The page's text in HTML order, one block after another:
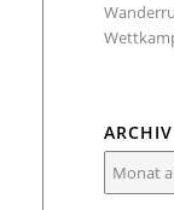
ARCHIV